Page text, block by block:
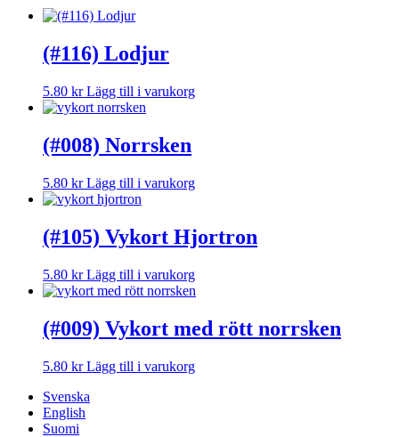
(#116) Lodjur
5.80 kr Lägg till i varukorg
(#008) Norrsken
5.80 kr Lägg till i varukorg
(#105) Vykort Hjortron
5.80 kr Lägg till i varukorg
(#009) Vykort med rött norrsken
5.80 kr Lägg till i varukorg
Svenska
English
Suomi